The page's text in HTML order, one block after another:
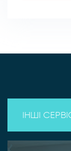
ІНШІ